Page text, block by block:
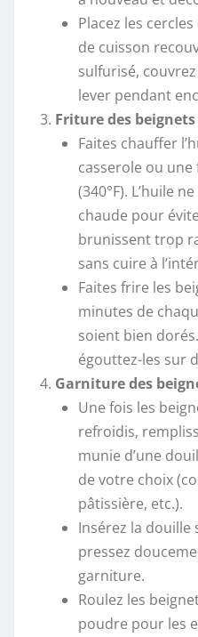
Placez les
de cuisson
sulfurisé,
lever pendant
Friture des beignets
Faites chauffer
casserole ou une
(340°F). L’huile
chaude pour
brunissent trop
sans cuire à
Faites frire les
minutes de
soient bien
égouttez-les sur
Garniture des
Une fois les
refroidis,
munie d’une
de votre choix
pâtissière, etc.).
Insérez la douille
pressez
garniture.
Roulez les
poudre pour les